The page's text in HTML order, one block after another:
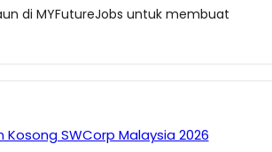
di MYFutureJobs untuk membuat
SWCorp Malaysia 2026